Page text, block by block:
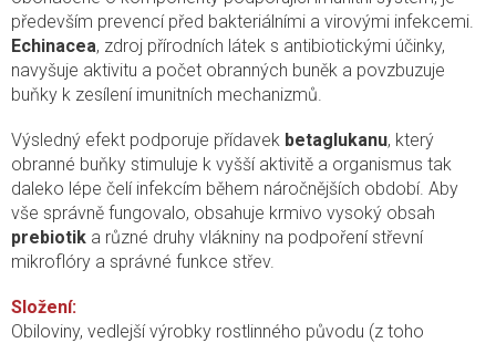
především prevencí před bakteriálními a virovými infekcemi.
Echinacea, zdroj přírodních látek s antibiotickými účinky,
navyšuje aktivitu a počet obranných buněk a povzbuzuje
buňky k zesílení imunitních mechanizmů.
Výsledný efekt podporuje přídavek betaglukanu, který
obranné buňky stimuluje k vyšší aktivitě a organismus tak
daleko lépe čelí infekcím během náročnějších období. Aby
vše správně fungovalo, obsahuje krmivo vysoký obsah
prebiotik a různé druhy vlákniny na podpoření střevní
mikroflóry a správné funkce střev.
Složení:
Obiloviny, vedlejší výrobky rostlinného původu (z toho